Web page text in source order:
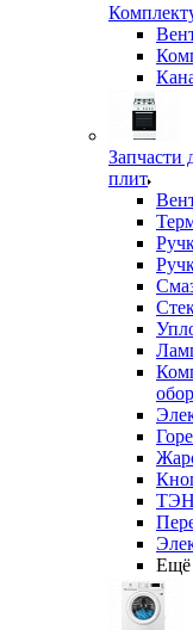
Запчасти
плит
Ещё